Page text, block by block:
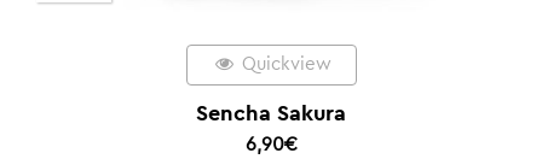
Quickview
Sencha Sakura
6,90€